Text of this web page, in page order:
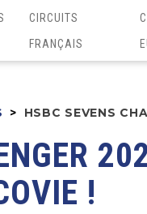
CIRCUITS
FRANÇAIS
>
HSBC SEVENS
!